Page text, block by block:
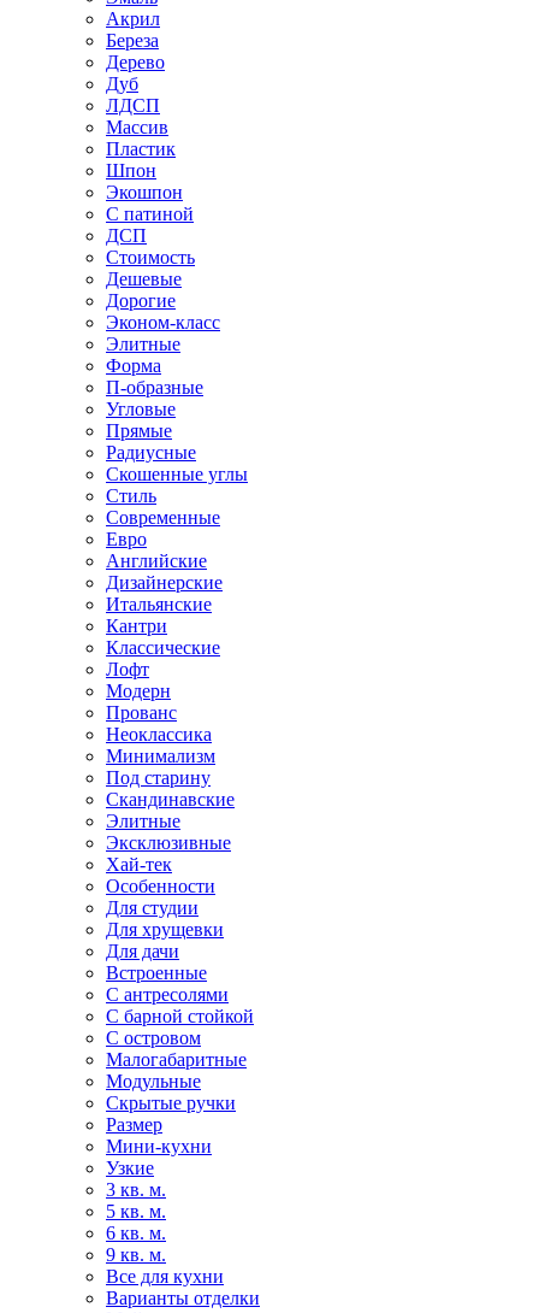
Акрил
Береза
Дерево
Дуб
ЛДСП
Массив
Пластик
Шпон
Экошпон
С патиной
ДСП
Стоимость
Дешевые
Дорогие
Эконом-класс
Элитные
Форма
П-образные
Угловые
Прямые
Радиусные
Скошенные углы
Стиль
Современные
Евро
Английские
Дизайнерские
Итальянские
Кантри
Классические
Лофт
Модерн
Прованс
Неоклассика
Минимализм
Под старину
Скандинавские
Элитные
Эксклюзивные
Хай-тек
Особенности
Для студии
Для хрущевки
Для дачи
Встроенные
С антресолями
С барной стойкой
С островом
Малогабаритные
Модульные
Скрытые ручки
Размер
Мини-кухни
Узкие
3 кв. м.
5 кв. м.
6 кв. м.
9 кв. м.
Все для кухни
Варианты отделки